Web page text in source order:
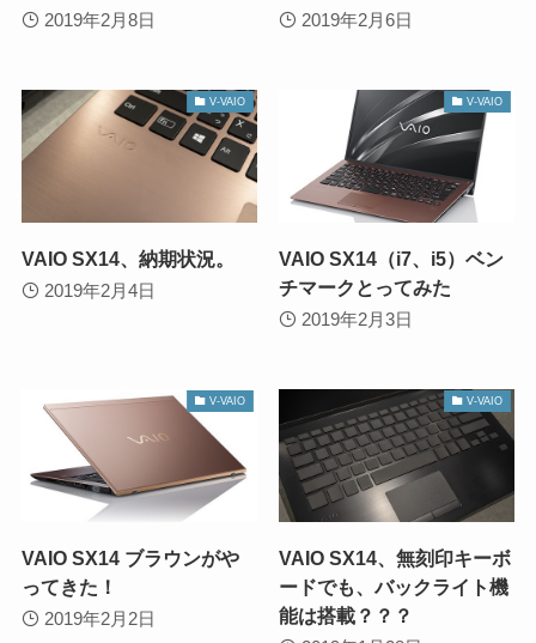
2019年2月8日 2019年2月6日
V-VAIO
VAIO SX14、納期状況。
2019年2月4日
V-VAIO
VAIO SX14（i7、i5）ベン
チマークとってみた
2019年2月3日
V-VAIO
VAIO SX14 ブラウンがや
ってきた！
2019年2月2日
V-VAIO
VAIO SX14、無刻印キーボ
ードでも、バックライト機
能は搭載？？？